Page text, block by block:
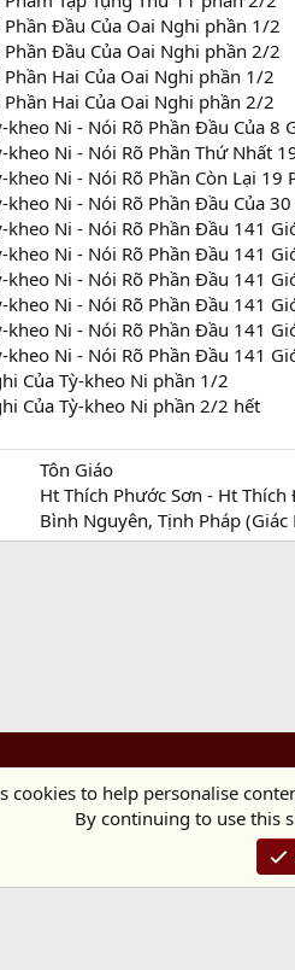
Đầu Của Oai Nghi phần 1/2
Đầu Của Oai Nghi phần 2/2
Hai Của Oai Nghi phần 1/2
Hai Của Oai Nghi phần 2/2
kheo Ni - Nói Rõ Phần Đầu Của 8
Ni - Nói Rõ Phần Thứ Nhất
Ni - Nói Rõ Phần Còn Lại 19
kheo Ni - Nói Rõ Phần Đầu Của
kheo Ni - Nói Rõ Phần Đầu 141
kheo Ni - Nói Rõ Phần Đầu 141
kheo Ni - Nói Rõ Phần Đầu 141
kheo Ni - Nói Rõ Phần Đầu 141
kheo Ni - Nói Rõ Phần Đầu 141
kheo Ni - Nói Rõ Phần Đầu 141
Của Tỳ-kheo Ni phần 1/2
Của Tỳ-kheo Ni phần 2/2 hết
Tôn Giáo
Ht Thích Phước Sơn - Ht
Bình Nguyên, Tịnh Pháp (Giác
Chùa Diệu Pháp - Số 72/14
Điện thoại:
cookies to help personalise
By continuing to use this